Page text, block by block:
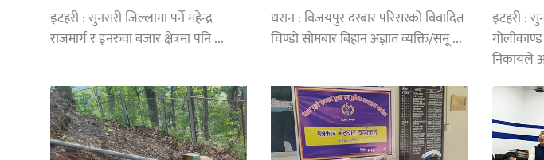
इटहरी : सुनसरी जिल्लामा पर्ने महेन्द्र
राजमार्ग र इनरुवा बजार क्षेत्रमा पनि ...
उपमहानगरपालिकाका कावा प्रमुख
बेघा अग्रसर
धरान : विजयपुर दरबार परिसरको विवादित
चिण्डो सोमबार बिहान अज्ञात व्यक्ति/समू ...
इटहरी :
निकायले